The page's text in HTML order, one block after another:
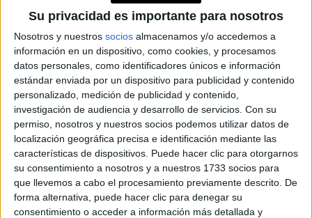
Su privacidad es importante para nosotros
Nosotros y nuestros socios almacenamos y/o accedemos a
información en un dispositivo, como cookies, y procesamos
datos personales, como identificadores únicos e información
estándar enviada por un dispositivo para publicidad y contenido
personalizado, medición de publicidad y contenido,
investigación de audiencia y desarrollo de servicios. Con su
permiso, nosotros y nuestros socios podemos utilizar datos de
localización geográfica precisa e identificación mediante las
características de dispositivos. Puede hacer clic para otorgarnos
su consentimiento a nosotros y a nuestros 1733 socios para
que llevemos a cabo el procesamiento previamente descrito. De
forma alternativa, puede hacer clic para denegar su
consentimiento o acceder a información más detallada y
la sexualidad en esa etapa.
GALERÍA DE IMÁGENES
Accedé a los beneficios para suscriptores